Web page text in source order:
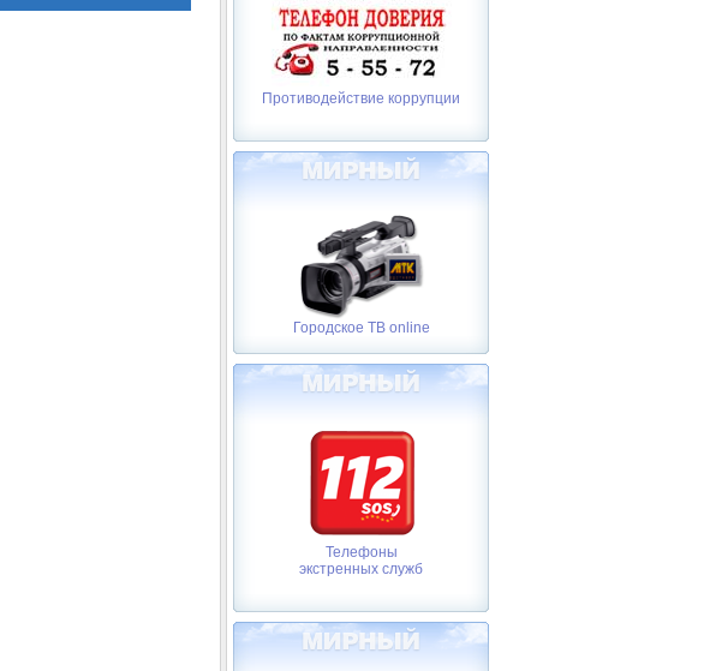
Противодействие коррупции
Городское ТВ online
Телефоны
экстренных служб